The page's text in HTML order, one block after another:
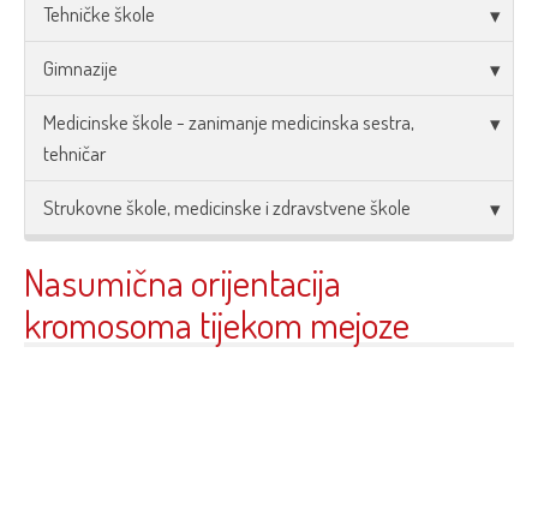
Tehničke škole
Gimnazije
Medicinske škole - zanimanje medicinska sestra,
tehničar
Strukovne škole, medicinske i zdravstvene škole
Nasumična orijentacija
kromosoma tijekom mejoze